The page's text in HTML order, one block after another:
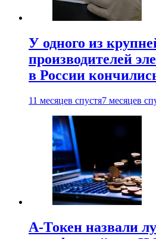
У одного из
производителей
в России
11 месяцев спустя7 месяцев
А-Токен назвали